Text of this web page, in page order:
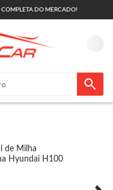
DO MERCADO!
de Milha
Hyundai H100